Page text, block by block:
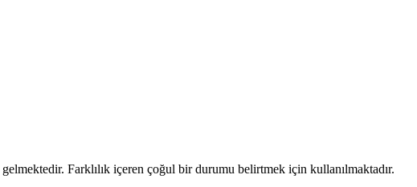
Farklılık içeren çoğul bir durumu belirtmek için kullanılmaktadır.